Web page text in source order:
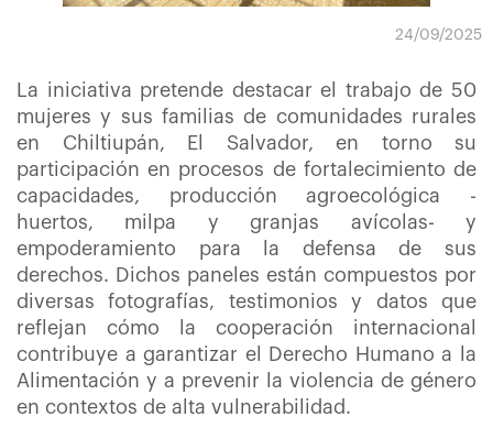
24/09/2025
La iniciativa pretende destacar el trabajo de 50
mujeres y sus familias de comunidades rurales
en Chiltiupán, El Salvador, en torno su
participación en procesos de fortalecimiento de
capacidades, producción agroecológica -
huertos, milpa y granjas avícolas- y
empoderamiento para la defensa de sus
derechos. Dichos paneles están compuestos por
diversas fotografías, testimonios y datos que
reflejan cómo la cooperación internacional
contribuye a garantizar el Derecho Humano a la
Alimentación y a prevenir la violencia de género
en contextos de alta vulnerabilidad.